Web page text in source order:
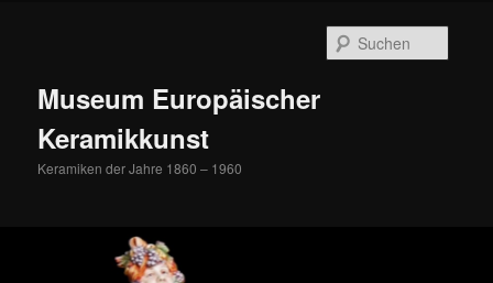
Museum Europäischer
Keramikkunst
Keramiken der Jahre 1860 – 1960